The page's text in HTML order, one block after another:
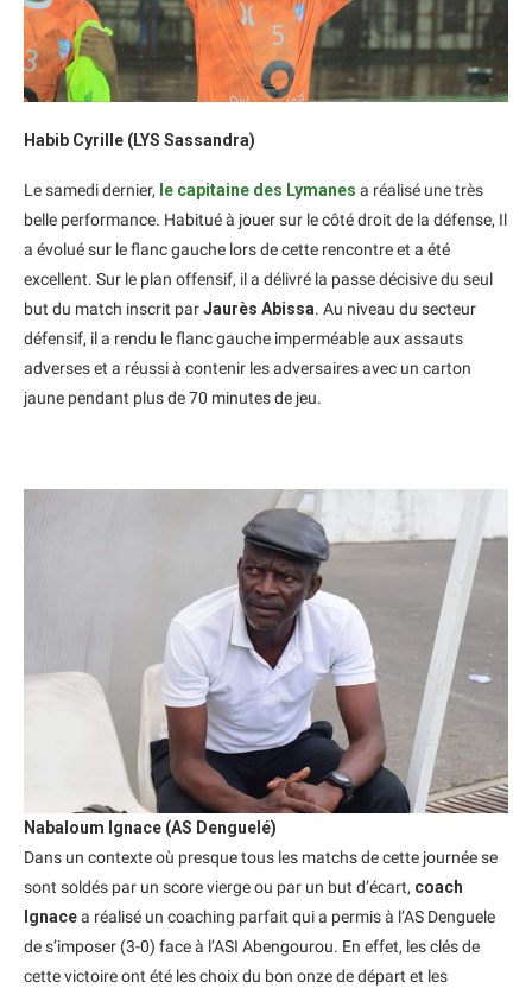
Habib Cyrille (LYS Sassandra)
Le samedi dernier, le capitaine des Lymanes a réalisé une très
belle performance. Habitué à jouer sur le côté droit de la défense, Il
a évolué sur le flanc gauche lors de cette rencontre et a été
excellent. Sur le plan offensif, il a délivré la passe décisive du seul
but du match inscrit parJaurès Abissa. Au niveau du secteur
défensif, il a rendu le flanc gauche imperméable aux assauts
adverses et a réussi à contenir les adversaires avec un carton
jaune pendant plus de 70 minutes de jeu.
Nabaloum Ignace (AS Denguelé)
Dans un contexte où presque tous les matchs de cette journée se
sont soldés par un score vierge ou par un but d’écart, coach
Ignacea réalisé un coaching parfait qui a permis à l’AS Denguele
de s’imposer (3-0) face à l’ASI Abengourou. En effet, les clés de
cette victoire ont été les choix du bon onze de départ et les